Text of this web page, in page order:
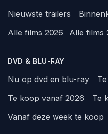
Nieuwste trailers
Alle films 2026
Alle films
DVD & BLU-RAY
Nu op dvd en blu-ray
Te koop vanaf 2026
Te
Vanaf deze week te koop